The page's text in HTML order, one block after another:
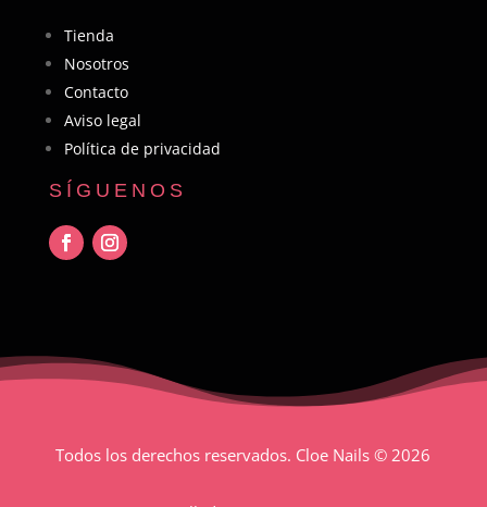
Tienda
Nosotros
Contacto
Aviso legal
Política de privacidad
SÍGUENOS
Todos los derechos reservados. Cloe Nails© 2026